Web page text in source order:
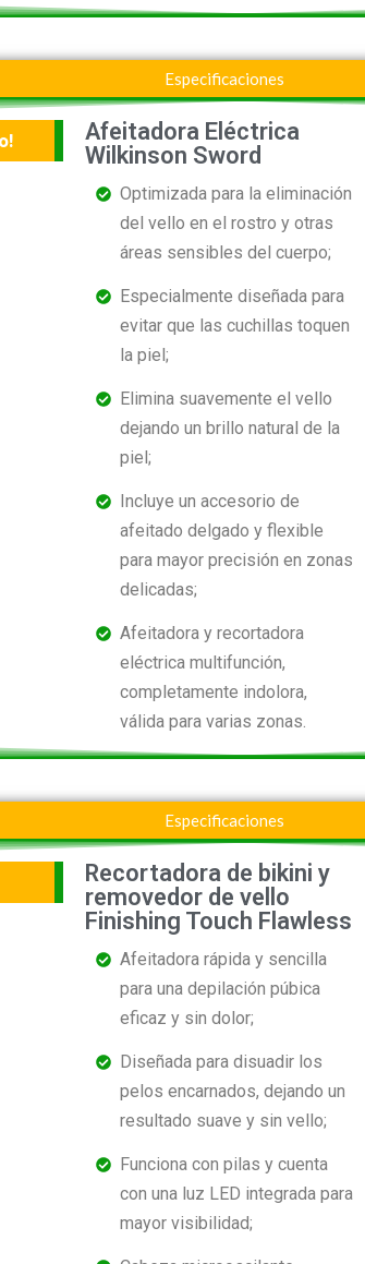
Especificaciones
Afeitadora Eléctrica
Wilkinson Sword
Optimizada para la eliminación
del vello en el rostro y otras
áreas sensibles del cuerpo;
Especialmente diseñada para
evitar que las cuchillas toquen
la piel;
Elimina suavemente el vello
dejando un brillo natural de la
piel;
Incluye un accesorio de
afeitado delgado y flexible
para mayor precisión en zonas
delicadas;
Afeitadora y recortadora
eléctrica multifunción,
completamente indolora,
válida para varias zonas.
Especificaciones
Recortadora de bikini y
removedor de vello
Finishing Touch Flawless
Afeitadora rápida y sencilla
para una depilación púbica
eficaz y sin dolor;
Diseñada para disuadir los
pelos encarnados, dejando un
resultado suave y sin vello;
Funciona con pilas y cuenta
con una luz LED integrada para
mayor visibilidad;